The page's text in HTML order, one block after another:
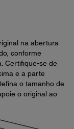
na abertura
conforme
Certifique-se de
e a parte
o tamanho de
o original ao